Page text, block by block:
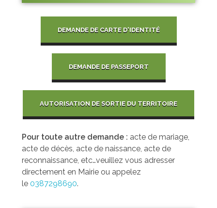
Permanences
Cartes et Plans
Assainissement
Règlement du Cimetière
DICRIM
ACTUALITÉS
DEMANDE DE CARTE D'IDENTITÉ
DEMANDE DE PASSEPORT
AUTORISATION DE SORTIE DU TERRITOIRE
Pour toute autre demande : acte de mariage,
acte de décès, acte de naissance, acte de
reconnaissance, etc…veuillez vous adresser
directement en Mairie ou appelez
le 0387298690.